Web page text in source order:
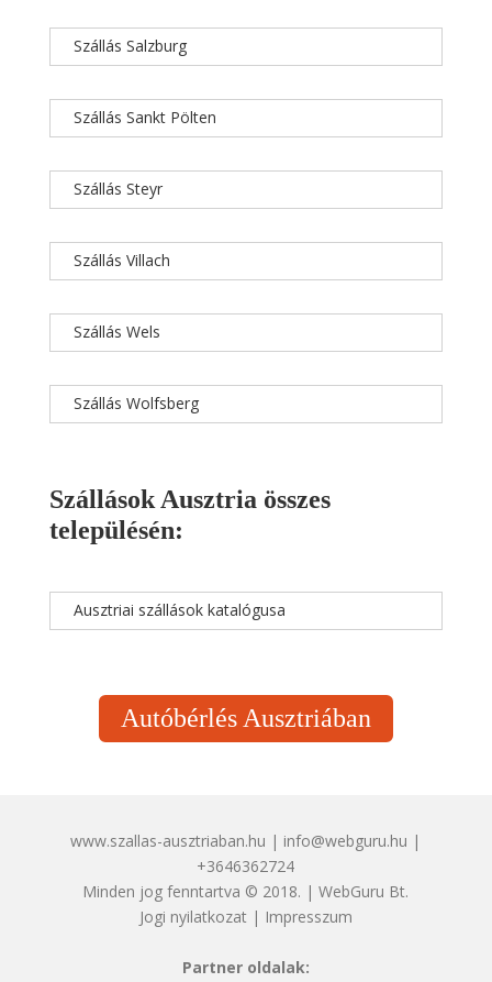
Szállás Salzburg
Szállás Sankt Pölten
Szállás Steyr
Szállás Villach
Szállás Wels
Szállás Wolfsberg
Szállások Ausztria összes
településén:
Ausztriai szállások katalógusa
Autóbérlés Ausztriában
www.szallas-ausztriaban.hu | info@webguru.hu |
+3646362724
Minden jog fenntartva © 2018. | WebGuru Bt.
Jogi nyilatkozat| Impresszum
Partner oldalak: